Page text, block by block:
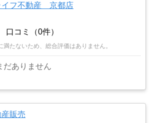
イフ不動産 京都店
口コミ（0件）
たないため、総合評価はありません。
だありません
販売